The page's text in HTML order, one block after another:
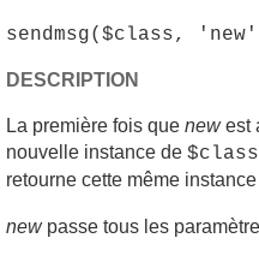
sendmsg($class,
DESCRIPTION
La première fois que newest
nouvelle instance de $class
retourne cette même
newpasse tous les